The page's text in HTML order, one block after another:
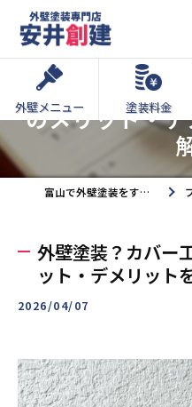
外壁メニュー 塗装料金
外壁塗装？カ
のメリット・
富山で外壁塗装をするなら外壁塗装専門店安井創建へ ブ
外壁塗装？カバー
ット・デメリット
2026/04/07